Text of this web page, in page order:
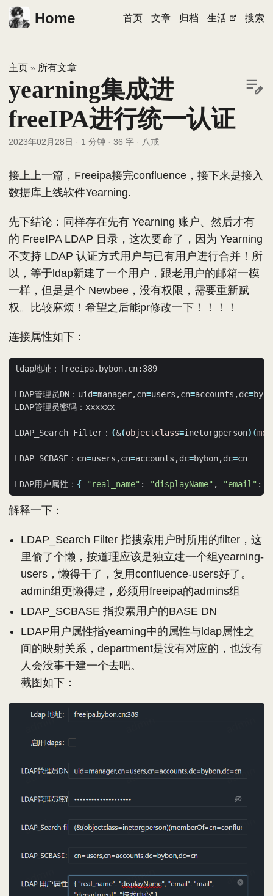
Home 首页 文章 归档 生活 搜索
主页 » 所有文章
yearning集成进
freeIPA进行统一认证
2023年02月28日 · 1 分钟 · 36 字 · 八戒
接上上一篇，Freeipa接完confluence，接下来是接入
数据库上线软件Yearning.
先下结论：同样存在先有 Yearning 账户、然后才有
的 FreeIPA LDAP 目录，这次要命了，因为 Yearning
不支持 LDAP 认证方式用户与已有用户进行合并！所
以，等于ldap新建了一个用户，跟老用户的邮箱一模
一样，但是是个 Newbee，没有权限，需要重新赋
权。比较麻烦！希望之后能pr修改一下！！！！
连接属性如下：
LDAP管理员DN：uid=manager,cn=users,cn=accounts,dc=
LDAP_Search Filter： (&(objectclass=inetorgperson)(
LDAP_SCBASE：cn=users,cn=accounts,dc=bybon,dc=
LDAP用户属性： { "real_name" : "displayName" , "email" :
解释一下：
LDAP_Search Filter 指搜索用户时所用的filter，这
里偷了个懒，按道理应该是独立建一个组yearning-
users，懒得干了，复用confluence-users好了。
admin组更懒得建，必须用freeipa的admins组
LDAP_SCBASE 指搜索用户的BASE DN
LDAP用户属性指yearning中的属性与ldap属性之
间的映射关系，department是没有对应的，也没有
人会没事干建一个去吧。
截图如下：